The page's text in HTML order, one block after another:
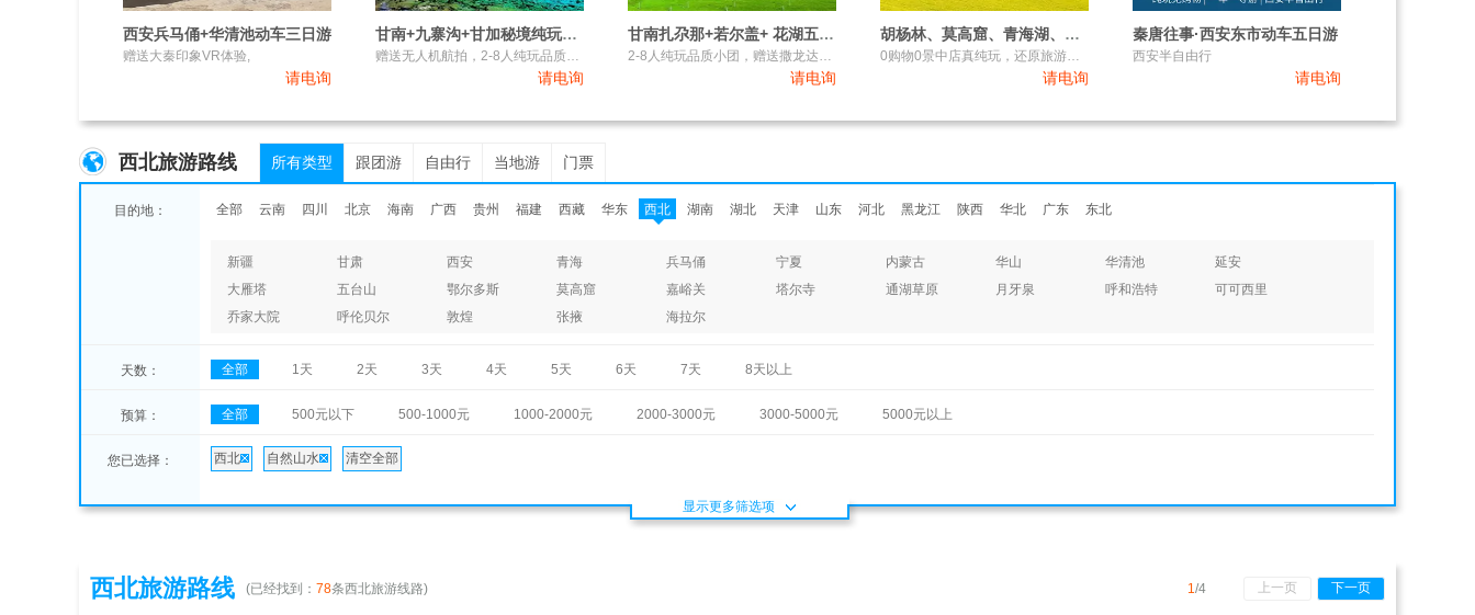
西安兵马俑+华清池动车三日游
赠送大秦印象VR体验,
请电询
甘南+九寨沟+甘加秘境纯玩7日游
赠送无人机航拍，2-8人纯玩品质小团，真纯玩0购物0套路
请电询
甘南扎尕那+若尔盖+ 花湖五日游
2-8人纯玩品质小团，赠送撒龙达祈福+无人机拍摄
请电询
胡杨林、莫高窟、青海湖、茶卡盐湖双动9日游
0购物0景中店真纯玩，还原旅游本真
请电询
秦唐往事·西安东市动车五日游
西安半自由行
请电询
西北旅游路线 所有类型 跟团游 自由行 当地游 门票
目的地： 全部 云南 四川 北京 海南 广西 贵州 福建 西藏 华东 西北 湖南 湖北 天津 山东 河北 黑龙江 陕西 华北 广东 东北
新疆 甘肃 西安 青海 兵马俑 宁夏 内蒙古 华山 华清池
延安
大雁塔
五台山 鄂尔多斯 莫高窟 嘉峪关 塔尔寺 通湖草原 月牙泉 呼和浩特
可可西里
乔家大院
呼伦贝尔 敦煌 张掖 海拉尔
天数： 全部 1天 2天 3天 4天 5天 6天 7天 8天以上
预算： 全部 500元以下 500-1000元 1000-2000元 2000-3000元 3000-5000元 5000元以上
您已选择： 西北 自然山水 清空全部
显示更多筛选项
西北旅游路线 (已经找到： 78条西北旅游线路) 下一页
1/4 上一页